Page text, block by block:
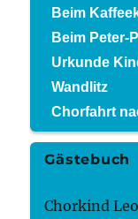
Beim
Beim Peter-
Urkunde
Wandlitz
Chorfahrt
Gästebuch
Chorkind